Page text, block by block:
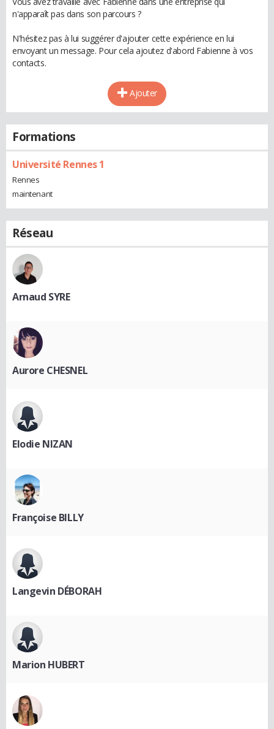
n'apparaît pas dans son parcours ?
N'hésitez pas à lui suggérer d'ajouter cette expérience en lui
envoyant un message. Pour cela ajoutez d'abord Fabienne à vos
contacts.
Ajouter
Formations
Université Rennes 1
Rennes
maintenant
Réseau
Arnaud SYRE
Aurore CHESNEL
Elodie NIZAN
Françoise BILLY
Langevin DÉBORAH
Marion HUBERT